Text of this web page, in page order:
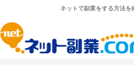
ネットで副業をする方法を